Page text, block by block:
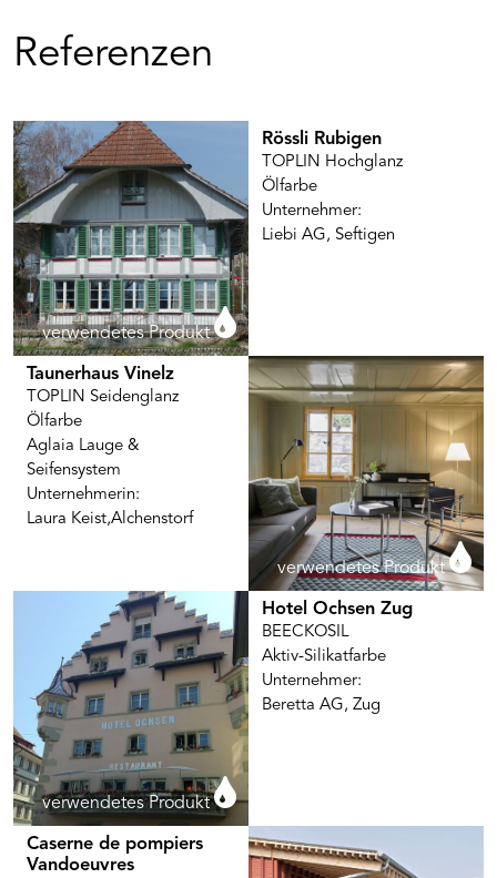
Referenzen
verwendetes Produkt
Rössli Rubigen
TOPLIN Hochglanz
Ölfarbe
Unternehmer:
Liebi AG, Seftigen
verwendetes Produkt
Taunerhaus Vinelz
TOPLIN Seidenglanz
Ölfarbe
Aglaia Lauge &
Seifensystem
Unternehmerin:
Laura Keist,Alchenstorf
verwendetes Produkt
Hotel Ochsen Zug
BEECKOSIL
Aktiv-Silikatfarbe
Unternehmer:
Beretta AG, Zug
Caserne de pompiers
Vandoeuvres